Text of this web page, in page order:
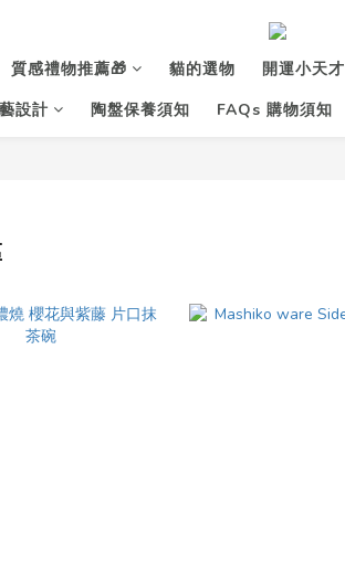
質感禮物推薦🎁 貓的選物 開運小天才
設計
陶盤保養須知 FAQs 購物須知